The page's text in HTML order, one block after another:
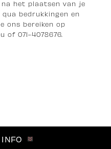
het plaatsen van je
bedrukkingen en
ons bereiken op
of 071-4078676.
INFO